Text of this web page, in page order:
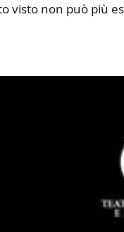
visto non può più